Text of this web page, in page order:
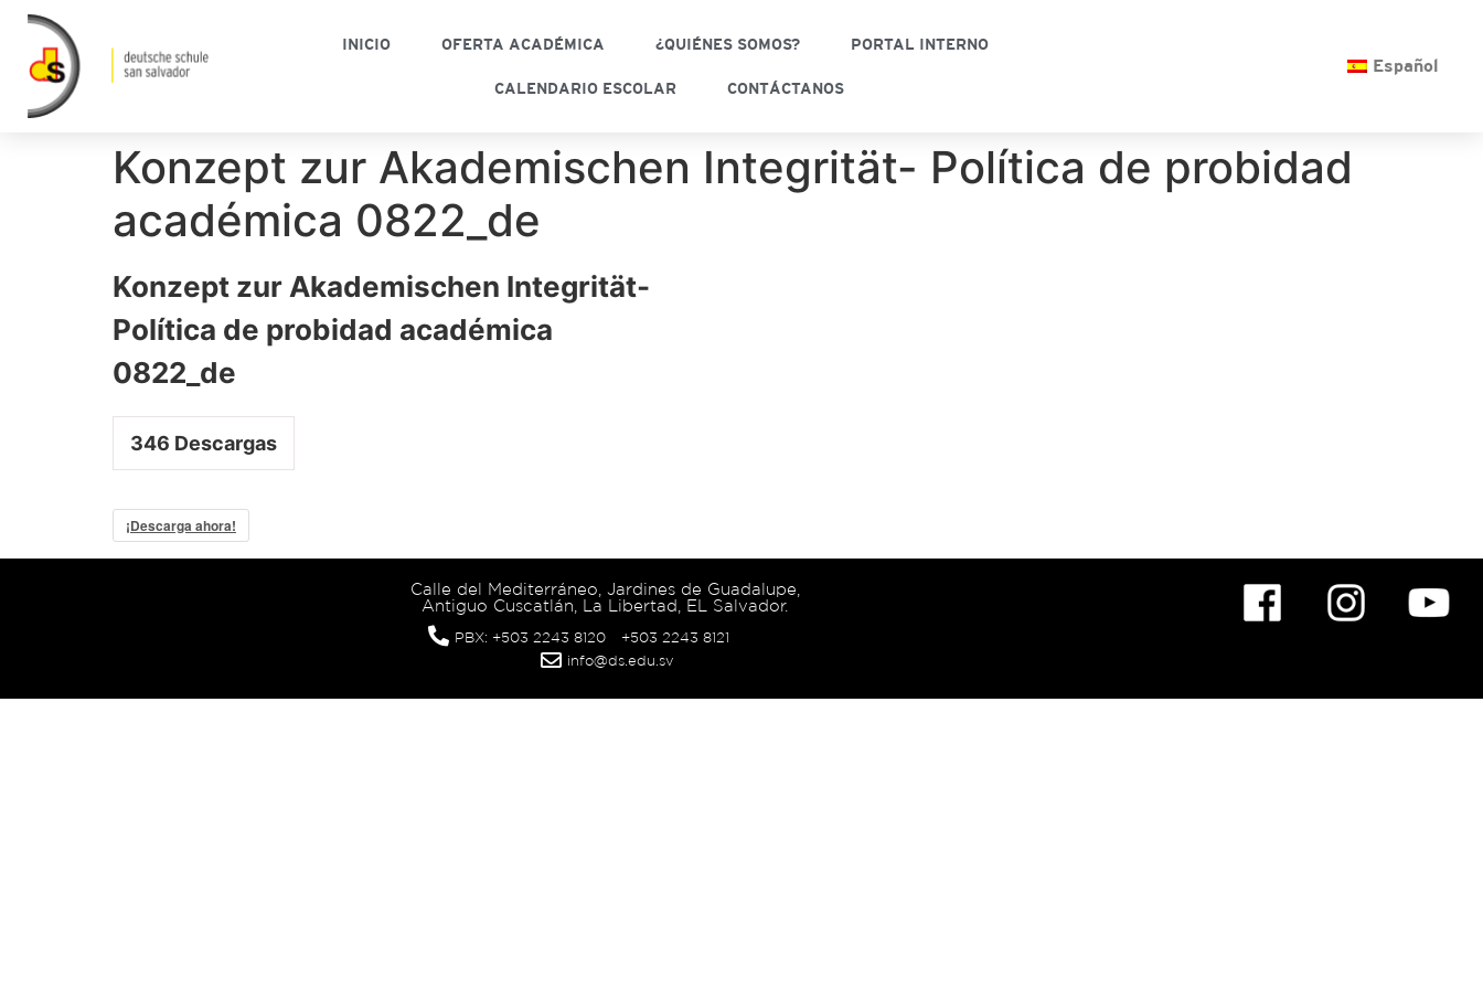
INICIO OFERTA ACADÉMICA ¿QUIÉNES SOMOS? PORTAL INTERNO
CALENDARIO ESCOLAR CONTÁCTANOS
Español
Konzept zur Akademischen Integrität- Política de probidad
académica 0822_de
Konzept zur Akademischen Integrität-
Política de probidad académica
0822_de
346 Descargas
¡Descarga ahora!
Calle del Mediterráneo, Jardines de Guadalupe,
Antiguo Cuscatlán, La Libertad, EL Salvador.
PBX: +503 2243 8120
+503 2243 8121
info@ds.edu.sv